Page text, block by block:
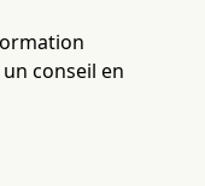
conseil en